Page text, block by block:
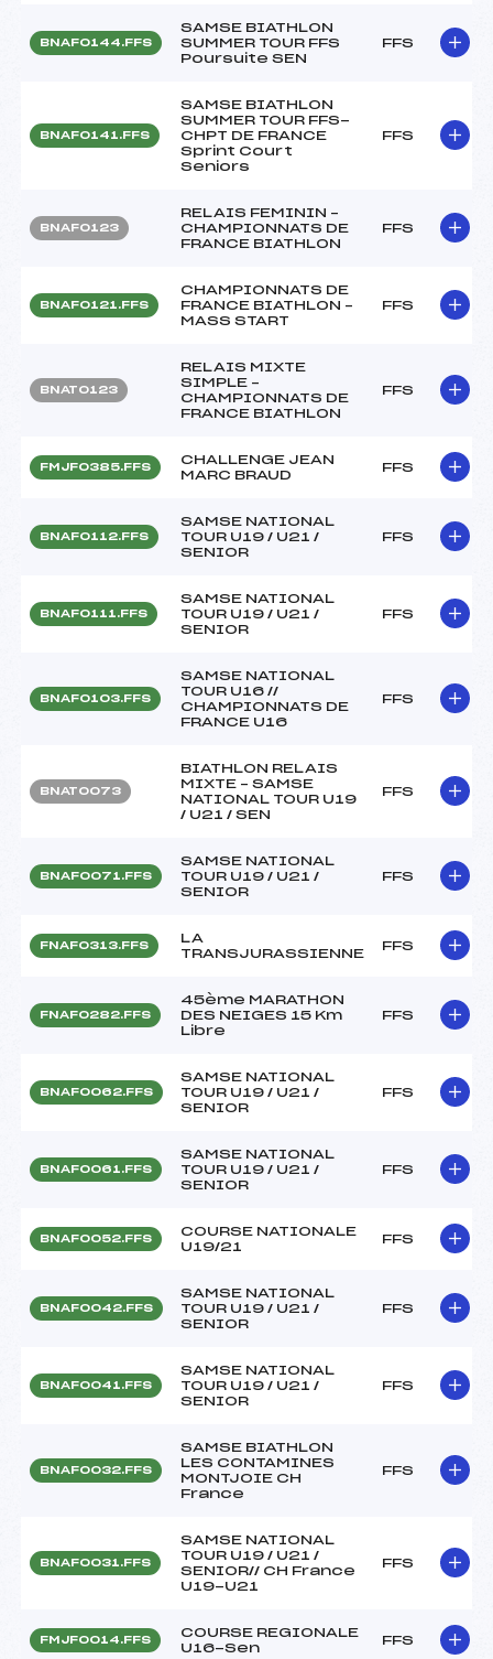
BNAF0144.FFS
SAMSE BIATHLON
SUMMER TOUR FFS
Poursuite SEN
FFS
BNAF0141.FFS
SAMSE BIATHLON
SUMMER TOUR FFS-
CHPT DE FRANCE
Sprint Court
Seniors
FFS
BNAF0123
RELAIS FEMININ –
CHAMPIONNATS DE
FRANCE BIATHLON
FFS
BNAF0121.FFS
CHAMPIONNATS DE
FRANCE BIATHLON –
MASS START
FFS
BNAT0123
RELAIS MIXTE
SIMPLE –
CHAMPIONNATS DE
FRANCE BIATHLON
FFS
FMJF0385.FFS
CHALLENGE JEAN
MARC BRAUD
FFS
BNAF0112.FFS
SAMSE NATIONAL
TOUR U19 / U21 /
SENIOR
FFS
BNAF0111.FFS
SAMSE NATIONAL
TOUR U19 / U21 /
SENIOR
FFS
BNAF0103.FFS
SAMSE NATIONAL
TOUR U16 //
CHAMPIONNATS DE
FRANCE U16
FFS
BNAT0073
BIATHLON RELAIS
MIXTE – SAMSE
NATIONAL TOUR U19
/ U21 / SEN
FFS
BNAF0071.FFS
SAMSE NATIONAL
TOUR U19 / U21 /
SENIOR
FFS
FNAF0313.FFS
LA
TRANSJURASSIENNE
FFS
FNAF0282.FFS
45ème MARATHON
DES NEIGES 15 Km
Libre
FFS
BNAF0062.FFS
SAMSE NATIONAL
TOUR U19 / U21 /
SENIOR
FFS
BNAF0061.FFS
SAMSE NATIONAL
TOUR U19 / U21 /
SENIOR
FFS
BNAF0052.FFS
COURSE NATIONALE
U19/21
FFS
BNAF0042.FFS
SAMSE NATIONAL
TOUR U19 / U21 /
SENIOR
FFS
BNAF0041.FFS
SAMSE NATIONAL
TOUR U19 / U21 /
SENIOR
FFS
BNAF0032.FFS
SAMSE BIATHLON
LES CONTAMINES
MONTJOIE CH
France
FFS
BNAF0031.FFS
SAMSE NATIONAL
TOUR U19 / U21 /
SENIOR// CH France
U19-U21
FFS
FMJF0014.FFS
COURSE REGIONALE
U16-Sen
FFS